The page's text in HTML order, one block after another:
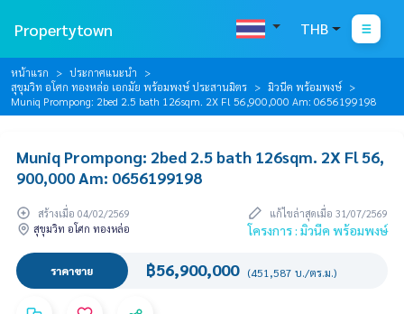
Propertytown THB
หน้าแรก
ประกาศแนะนำ
สุขุมวิท อโศก ทองหล่อ เอกมัย พร้อมพงษ์ ประสานมิตร
มิวนีค พร้อมพงษ์
Muniq Prompong: 2bed 2.5 bath 126sqm. 2X Fl 56,900,000 Am: 0656199198
Muniq Prompong: 2bed 2.5 bath 126sqm. 2X Fl 56,
900,000 Am: 0656199198
สร้างเมื่อ 04/02/2569
แก้ไขล่าสุดเมื่อ 31/07/2569
สุขุมวิท อโศก ทองหล่อ
โครงการ : มิวนีค พร้อมพงษ์
ราคาขาย ฿56,900,000 (451,587 บ./ตร.ม.)